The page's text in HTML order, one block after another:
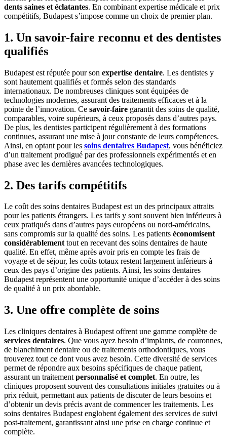
dents saines et éclatantes. En combinant expertise médicale et prix
compétitifs, Budapest s’impose comme un choix de premier plan.
1. Un savoir-faire reconnu et des dentistes
qualifiés
Budapest est réputée pour son expertise dentaire. Les dentistes y
sont hautement qualifiés et formés selon des standards
internationaux. De nombreuses cliniques sont équipées de
technologies modernes, assurant des traitements efficaces et à la
pointe de l’innovation. Ce savoir-faire garantit des soins de qualité,
comparables, voire supérieurs, à ceux proposés dans d’autres pays.
De plus, les dentistes participent régulièrement à des formations
continues, assurant une mise à jour constante de leurs compétences.
Ainsi, en optant pour les soins dentaires Budapest, vous bénéficiez
d’un traitement prodigué par des professionnels expérimentés et en
phase avec les dernières avancées technologiques.
2. Des tarifs compétitifs
Le coût des soins dentaires Budapest est un des principaux attraits
pour les patients étrangers. Les tarifs y sont souvent bien inférieurs à
ceux pratiqués dans d’autres pays européens ou nord-américains,
sans compromis sur la qualité des soins. Les patients économisent
considérablementtout en recevant des soins dentaires de haute
qualité. En effet, même après avoir pris en compte les frais de
voyage et de séjour, les coûts totaux restent largement inférieurs à
ceux des pays d’origine des patients. Ainsi, les soins dentaires
Budapest représentent une opportunité unique d’accéder à des soins
de qualité à un prix abordable.
3. Une offre complète de soins
Les cliniques dentaires à Budapest offrent une gamme complète de
services dentaires. Que vous ayez besoin d’implants, de couronnes,
de blanchiment dentaire ou de traitements orthodontiques, vous
trouverez tout ce dont vous avez besoin. Cette diversité de services
permet de répondre aux besoins spécifiques de chaque patient,
assurant un traitement personnalisé et complet. En outre, les
cliniques proposent souvent des consultations initiales gratuites ou à
prix réduit, permettant aux patients de discuter de leurs besoins et
d’obtenir un devis précis avant de commencer les traitements. Les
soins dentaires Budapest englobent également des services de suivi
post-traitement, garantissant ainsi une prise en charge continue et
complète.